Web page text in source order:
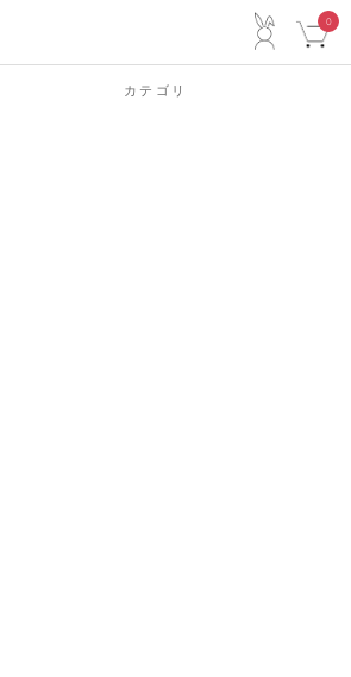
0
カテゴリ